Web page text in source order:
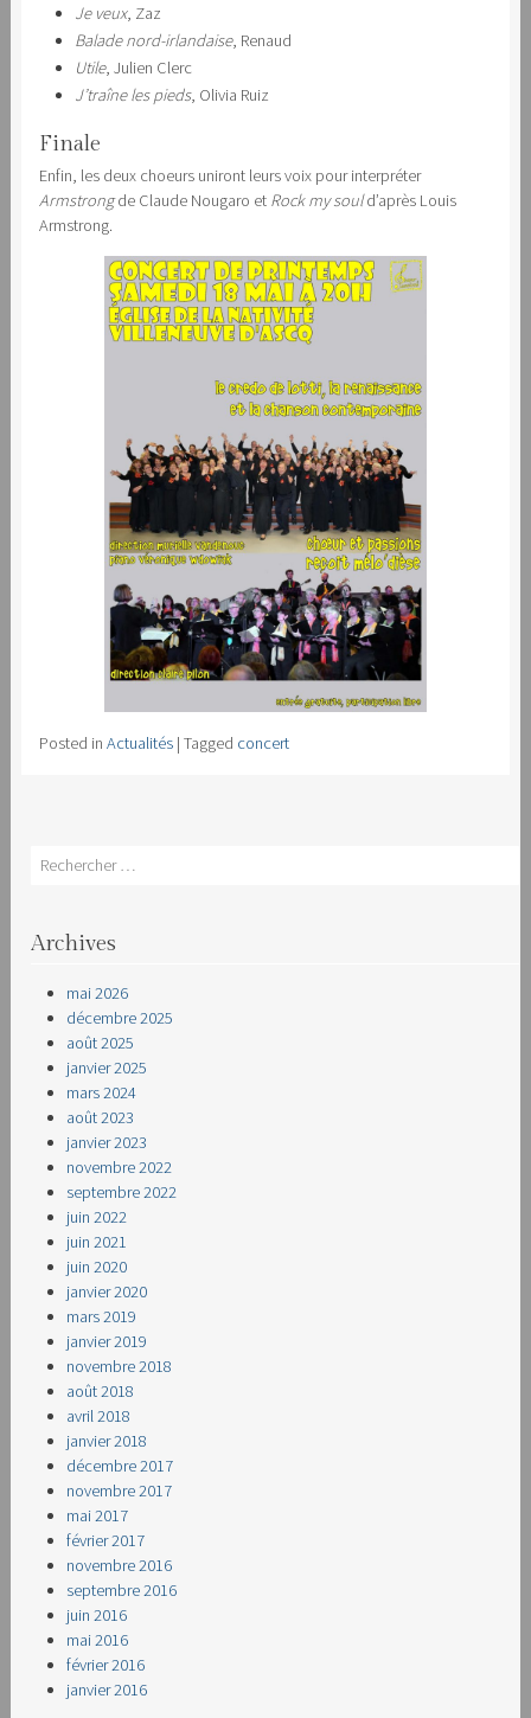
Je veux, Zaz
Balade nord-irlandaise, Renaud
Utile, Julien Clerc
J’traîne les pieds, Olivia Ruiz
Finale
Enfin, les deux choeurs uniront leurs voix pour interpréter
Armstrongde Claude Nougaro et Rock my sould’après Louis
Armstrong.
Posted in Actualités | Tagged concert
Search
Archives
mai 2026
décembre 2025
août 2025
janvier 2025
mars 2024
août 2023
janvier 2023
novembre 2022
septembre 2022
juin 2022
juin 2021
juin 2020
janvier 2020
mars 2019
janvier 2019
novembre 2018
août 2018
avril 2018
janvier 2018
décembre 2017
novembre 2017
mai 2017
février 2017
novembre 2016
septembre 2016
juin 2016
mai 2016
février 2016
janvier 2016